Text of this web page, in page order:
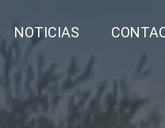
NOTICIAS